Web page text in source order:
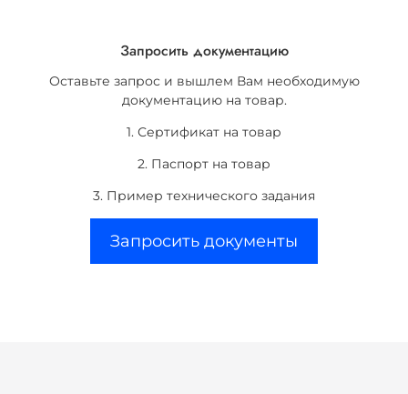
Запросить документацию
Оставьте запрос и вышлем Вам необходимую
документацию на товар.
1. Сертификат на товар
2. Паспорт на товар
3. Пример технического задания
Запросить документы